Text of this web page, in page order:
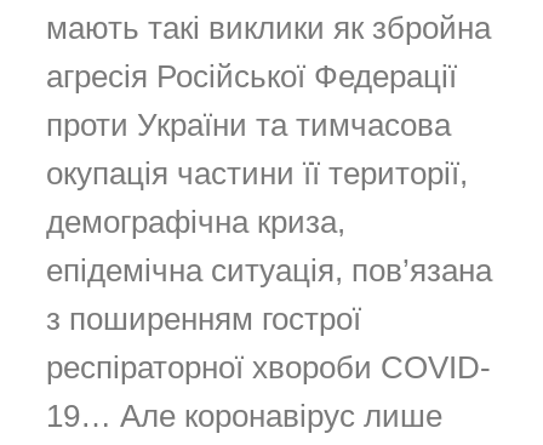
мають такі виклики як збройна
агресія Російської Федерації
проти України та тимчасова
окупація частини її території,
демографічна криза,
епідемічна ситуація, пов’язана
з поширенням гострої
респіраторної хвороби COVID-
19… Але коронавірус лише